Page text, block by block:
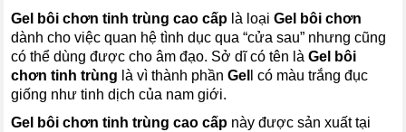
Gel bôi chơn tinh trùng cao cấp là loạiGel bôi chơn
dành cho việc quan hệ tình dục qua “cửa sau” nhưng cũng
có thể dùng được cho âm đạo. Sở dĩ có tên làGel bôi
chơn tinh trùng là vì thành phầnGel
l có màu trắng đục
giống như tinh dịch của nam giới.
Gel bôi chơn tinh trùng cao cấp này được sản xuất tại